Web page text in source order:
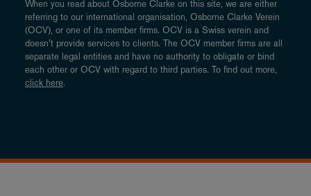
When you read about Osborne Clarke on this site, we are either
referring to our international organisation, Osborne Clarke Verein
(OCV), or one of its member firms. OCV is a Swiss verein and
doesn’t provide services to clients. The OCV member firms are all
separate legal entities and have no authority to obligate or bind
each other or OCV with regard to third parties. To find out more,
click here.